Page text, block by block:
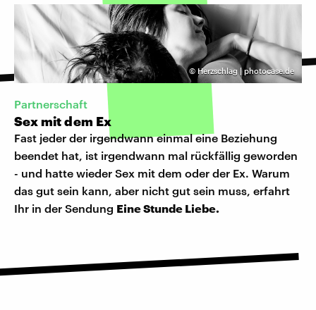
© Herzschlag | photocase.de
Partnerschaft
Sex mit dem Ex
Fast jeder der irgendwann einmal eine Beziehung
beendet hat, ist irgendwann mal rückfällig geworden
- und hatte wieder Sex mit dem oder der Ex. Warum
das gut sein kann, aber nicht gut sein muss, erfahrt
Ihr in der Sendung Eine Stunde Liebe.